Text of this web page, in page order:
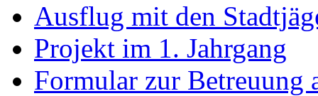
Ausflug mit den
Projekt im 1. Jahrgang
Formular zur Betreuung